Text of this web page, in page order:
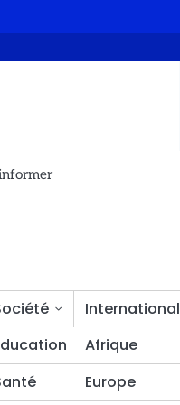
International
Afrique
Europe
Bien-être